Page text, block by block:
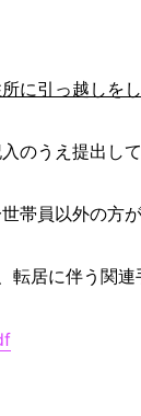
に引っ越しを
のうえ提出して
帯員以外の方
居に伴う関連